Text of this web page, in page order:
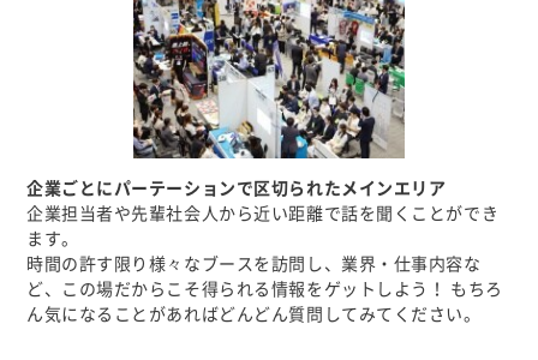
企業ごとにパーテーションで区切られたメインエリア
企業担当者や先輩社会人から近い距離で話を聞くことができ
ます。
時間の許す限り様々なブースを訪問し、業界・仕事内容な
ど、この場だからこそ得られる情報をゲットしよう！ もちろ
ん気になることがあればどんどん質問してみてください。